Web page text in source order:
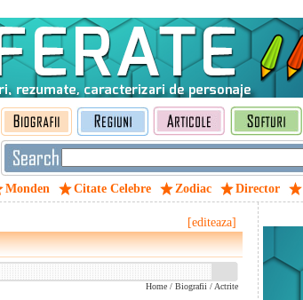
Monden Citate Celebre Zodiac Director
[editeaza]
Home / Biografii / Actrite